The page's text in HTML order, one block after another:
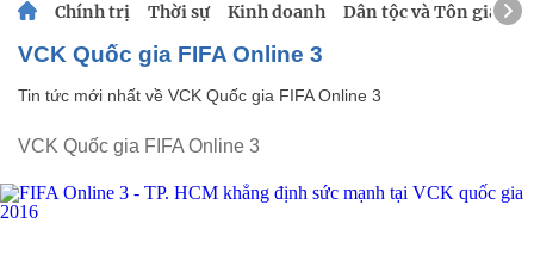
Chính trị Thời sự Kinh doanh Dân tộc và Tôn giáo
VCK Quốc gia FIFA Online 3
Tin tức mới nhất về VCK Quốc gia FIFA Online 3
VCK Quốc gia FIFA Online 3